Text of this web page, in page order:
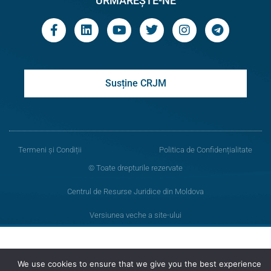
Susține CRJM
Termeni și Condiții
Politica de Confidențialitate
© Toate drepturile rezervate
Centrul de Resurse Juridice din Moldova
Versiunea veche a site-ului
We use cookies to ensure that we give you the best experience